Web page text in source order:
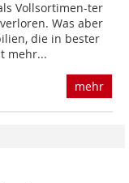
Vollsortimen-ter
Was aber
die in bester
mehr...
mehr